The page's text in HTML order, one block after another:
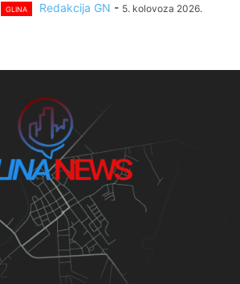
GLINA Redakcija GN - 5. kolovoza 2026.